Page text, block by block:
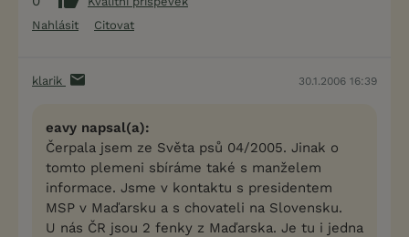
Nahlásit
Citovat
klarik 30.1.2006 16:39
eavy napsal(a):
Čerpala jsem ze Světa psů 04/2005. Jinak o
tomto plemeni sbíráme také s manželem
informace. Jsme v kontaktu s presidentem
MSP v Maďarsku a s chovateli na Slovensku.
U nás ČR jsou 2 fenky z Maďarska. Je tu i jedna